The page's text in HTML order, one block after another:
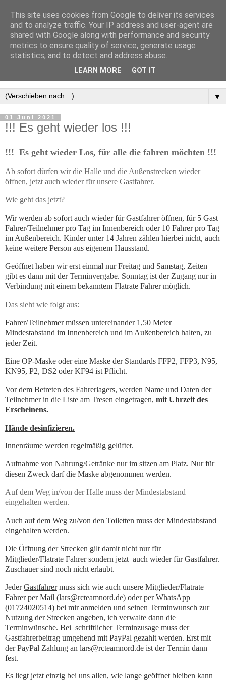
▼
01 Juni 2021
!!! Es geht wieder los !!!
!!! Es geht wieder Los, für alle die fahren möchten !!!
Ab sofort dürfen wir die Halle und die Außenstrecken wieder
öffnen, jetzt auch wieder für unsere Gastfahrer.
Wie geht das jetzt?
Wir werden ab sofort auch wieder für Gastfahrer öffnen, für 5 Gast
Fahrer/Teilnehmer pro Tag im Innenbereich oder 10 Fahrer pro Tag
im Außenbereich. Kinder unter 14 Jahren zählen hierbei nicht, auch
keine weitere Person aus eigenem Hausstand.
Geöffnet haben wir erst einmal nur Freitag und Samstag, Zeiten
gibt es dann mit der Terminvergabe. Sonntag ist der Zugang nur in
Verbindung mit einem bekanntem Flatrate Fahrer möglich.
Das sieht wie folgt aus:
Fahrer/Teilnehmer müssen untereinander 1,50 Meter
Mindestabstand im Innenbereich und im Außenbereich halten, zu
jeder Zeit.
Eine OP-Maske oder eine Maske der Standards FFP2, FFP3, N95,
KN95, P2, DS2 oder KF94 ist Pflicht.
Vor dem Betreten des Fahrerlagers, werden Name und Daten der
Teilnehmer in die Liste am Tresen eingetragen, mit Uhrzeit des
Erscheinens.
Hände desinfizieren.
Innenräume werden regelmäßig gelüftet.
Aufnahme von Nahrung/Getränke nur im sitzen am Platz. Nur für
diesen Zweck darf die Maske abgenommen werden.
Auf dem Weg in/von der Halle muss der Mindestabstand
eingehalten werden.
Auch auf dem Weg zu/von den Toiletten muss der Mindestabstand
eingehalten werden.
Die Öffnung der Strecken gilt damit nicht nur für
Mitglieder/Flatrate Fahrer sondern jetzt auch wieder für Gastfahrer.
Zuschauer sind noch nicht erlaubt.
JederGastfahrermuss sich wie auch unsere Mitglieder/Flatrate
Fahrer per Mail (lars@rcteamnord.de) oder per WhatsApp
(01724020514) bei mir anmelden und seinen Terminwunsch zur
Nutzung der Strecken angeben, ich verwalte dann die
Terminwünsche. Bei schriftlicher Terminzusage muss der
Gastfahrerbeitrag umgehend mit PayPal gezahlt werden. Erst mit
der PayPal Zahlung an lars@rcteamnord.de ist der Termin dann
fest.
Es liegt jetzt einzig bei uns allen, wie lange geöffnet bleiben kann
This site uses cookies from Google to deliver its services
and to analyze traffic. Your IP address and user-agent are
shared with Google along with performance and security
metrics to ensure quality of service, generate usage
statistics, and to detect and address abuse.
LEARN MORE GOT IT